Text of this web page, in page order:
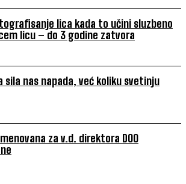
lica kada to učini sluzbeno
licu – do 3 godine zatvora
sila nas napada, već koliku svetinju
za v.d. direktora DOO